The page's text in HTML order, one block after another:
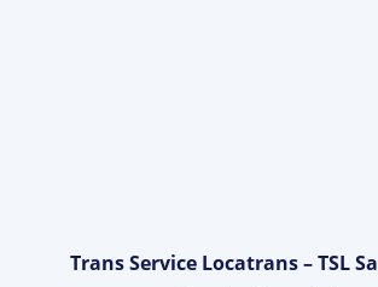
Trans Service Locatrans – TSL